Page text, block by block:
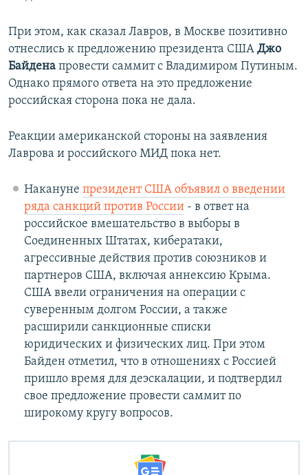
При этом, как сказал Лавров, в Москве позитивно
отнеслись к предложению президента США Джо
Байдена провести саммит с Владимиром Путиным.
Однако прямого ответа на это предложение
российская сторона пока не дала.
Реакции американской стороны на заявления
Лаврова и российского МИД пока нет.
Накануне президент США объявил о введении
ряда санкций против России- в ответ на
российское вмешательство в выборы в
Соединенных Штатах, кибератаки,
агрессивные действия против союзников и
партнеров США, включая аннексию Крыма.
США ввели ограничения на операции с
суверенным долгом России, а также
расширили санкционные списки
юридических и физических лиц. При этом
Байден отметил, что в отношениях с Россией
пришло время для деэскалации, и подтвердил
свое предложение провести саммит по
широкому кругу вопросов.